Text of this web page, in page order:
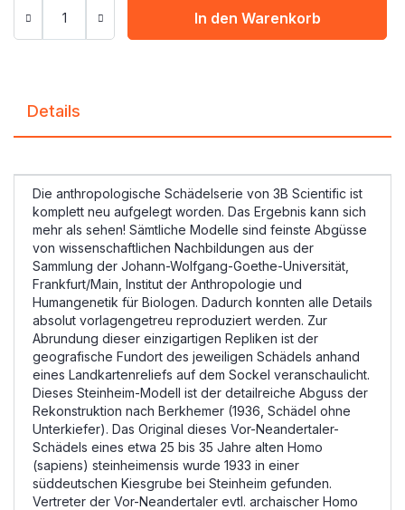
In den Warenkorb
Details
Die anthropologische Schädelserie von 3B Scientific ist
komplett neu aufgelegt worden. Das Ergebnis kann sich
mehr als sehen! Sämtliche Modelle sind feinste Abgüsse
von wissenschaftlichen Nachbildungen aus der
Sammlung der Johann-Wolfgang-Goethe-Universität,
Frankfurt/Main, Institut der Anthropologie und
Humangenetik für Biologen. Dadurch konnten alle Details
absolut vorlagengetreu reproduziert werden. Zur
Abrundung dieser einzigartigen Repliken ist der
geografische Fundort des jeweiligen Schädels anhand
eines Landkartenreliefs auf dem Sockel veranschaulicht.
Dieses Steinheim-Modell ist der detailreiche Abguss der
Rekonstruktion nach Berkhemer (1936, Schädel ohne
Unterkiefer). Das Original dieses Vor-Neandertaler-
Schädels eines etwa 25 bis 35 Jahre alten Homo
(sapiens) steinheimensis wurde 1933 in einer
süddeutschen Kiesgrube bei Steinheim gefunden.
Vertreter der Vor-Neandertaler evtl. archaischer Homo